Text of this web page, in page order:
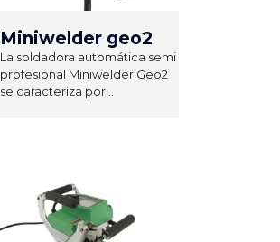
Miniwelder geo2
La soldadora automática semi
profesional Miniwelder Geo2
se caracteriza por...